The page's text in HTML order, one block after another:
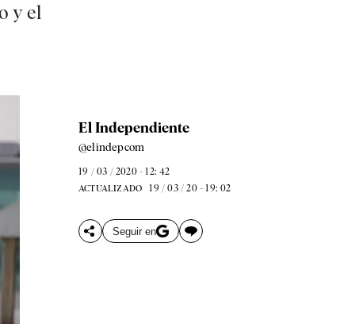
y el
El Independiente
@elindepcom
19 / 03 / 2020 - 12: 42
ACTUALIZADO 19 / 03 / 20 - 19: 02
Seguir en